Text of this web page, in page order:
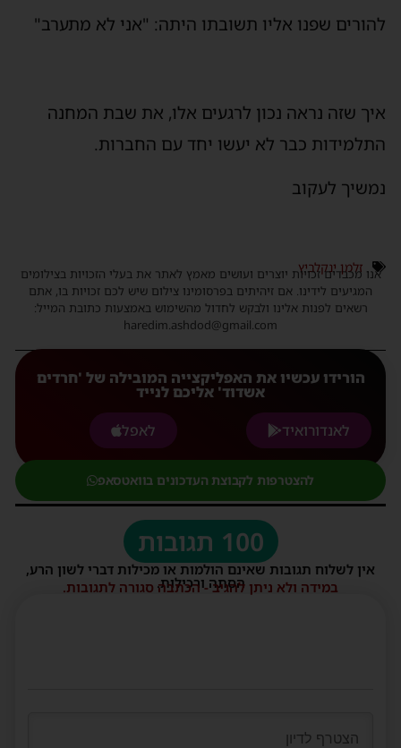
להורים שפנו אליו תשובתו היתה: "אני לא מתערב"
איך שזה נראה נכון לרגעים אלו, את שבת המחנה
התלמידות כבר לא יעשו יחד עם החברות.
נמשיך לעקוב
זלמן ינקלביץ
אנו מכבדים זכויות יוצרים ועושים מאמץ לאתר את בעלי הזכויות בצילומים
המגיעים לידינו. אם זיהיתים בפרסומינו צילום שיש לכם זכויות בו, אתם
רשאים לפנות אלינו ולבקש לחדול מהשימוש באמצעות כתובת המייל:
haredim.ashdod@gmail.com
הורידו עכשיו את האפליקצייה המובילה של 'חרדים
אשדוד' אליכם לנייד
לאנדורואיד
לאפל
להצטרפות לקבוצת העדכונים בוואטסאפ
100 תגובות
אין לשלוח תגובות שאינם הולמות או מכילות דברי לשון הרע,
הסתה ורכילות.
במידה ולא ניתן להגיב - הכתבה סגורה לתגובות.